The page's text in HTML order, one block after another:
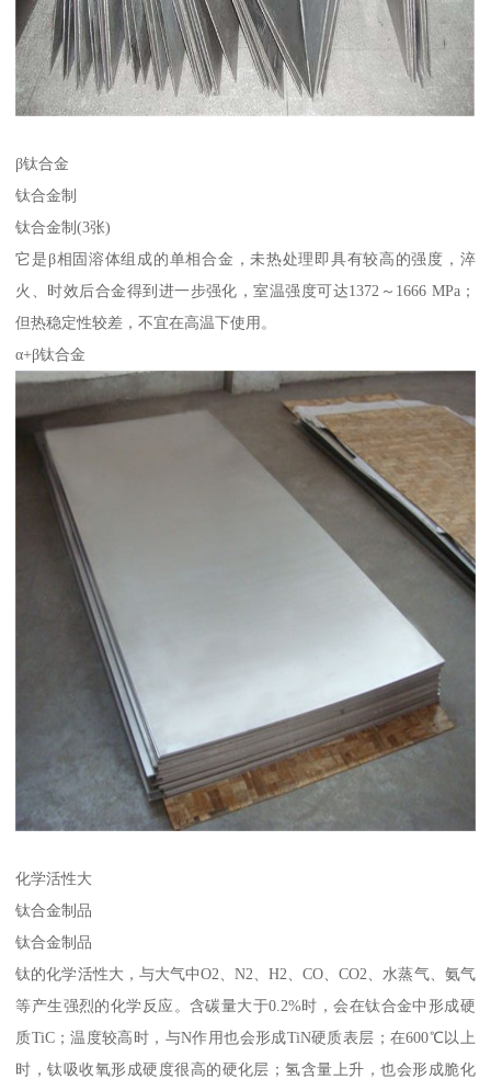
β钛合金
钛合金制
钛合金制(3张)
它是β相固溶体组成的单相合金，未热处理即具有较高的强度，淬
火、时效后合金得到进一步强化，室温强度可达1372～1666 MPa；
但热稳定性较差，不宜在高温下使用。
α+β钛合金
化学活性大
钛合金制品
钛合金制品
钛的化学活性大，与大气中O2、N2、H2、CO、CO2、水蒸气、氨气
等产生强烈的化学反应。含碳量大于0.2%时，会在钛合金中形成硬
质TiC；温度较高时，与N作用也会形成TiN硬质表层；在600℃以上
时，钛吸收氧形成硬度很高的硬化层；氢含量上升，也会形成脆化